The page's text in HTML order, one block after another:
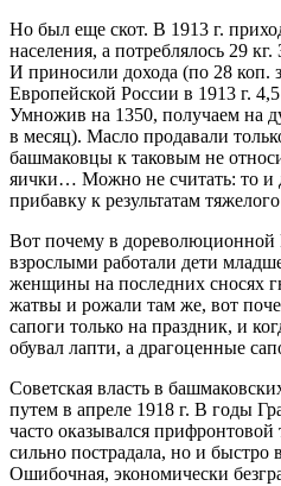
Но был еще скот. В 1913 г.
населения, а потреблялось 29
И приносили дохода (по 28 коп.
Европейской России в 1913 г.
Умножив на 1350, получаем на
в месяц). Масло продавали
башмаковцы к таковым не
яички… Можно не считать: то и
прибавку к результатам
Вот почему в дореволюционной
взрослыми работали дети
женщины на последних сносях
жатвы и рожали там же, вот
сапоги только на праздник, и
обувал лапти, а драгоценные
Советская власть в
путем в апреле 1918 г. В годы
часто оказывался
сильно пострадала, но и быстро
Ошибочная, экономически